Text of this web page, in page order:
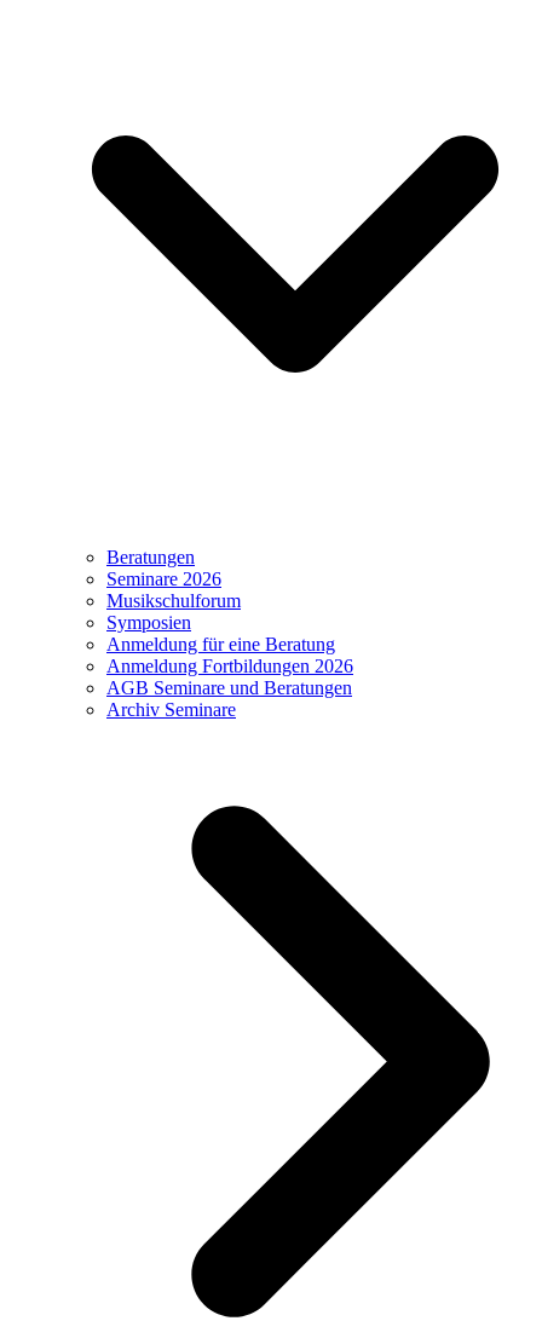
Beratungen
Seminare 2026
Musikschulforum
Symposien
Anmeldung für eine Beratung
Anmeldung Fortbildungen 2026
AGB Seminare und Beratungen
Archiv Seminare